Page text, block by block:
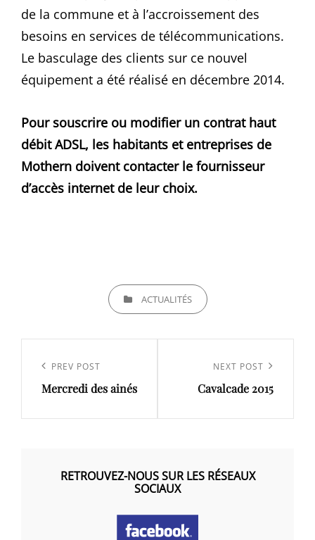
de la commune et à l’accroissement des
besoins en services de télécommunications.
Le basculage des clients sur ce nouvel
équipement a été réalisé en décembre 2014.
Pour souscrire ou modifier un contrat haut
débit ADSL, les habitants et entreprises de
Mothern doivent contacter le fournisseur
d’accès internet de leur choix.
CATEGORIESACTUALITÉS
l’article
Previous
Post
PREV POST
Mercredi des ainés
Post
NEXT POST
Cavalcade 2015
RETROUVEZ-NOUS SUR LES RÉSEAUX
SOCIAUX